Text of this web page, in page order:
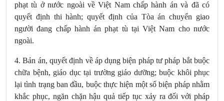
phạt tù ở nước ngoài về Việt Nam chấp hành án và đã có
quyết định thi hành; quyết định của Tòa án chuyển giao
người đang chấp hành án phạt tù tại Việt Nam cho nước
ngoài.
4. Bản án, quyết định về áp dụng biện pháp tư pháp bắt buộc
chữa bệnh, giáo dục tại trường giáo dưỡng; buộc khôi phục
lại tình trạng ban đầu, buộc thực hiện một số biện pháp nhằm
khắc phục, ngăn chặn hậu quả tiếp tục xảy ra đối với pháp